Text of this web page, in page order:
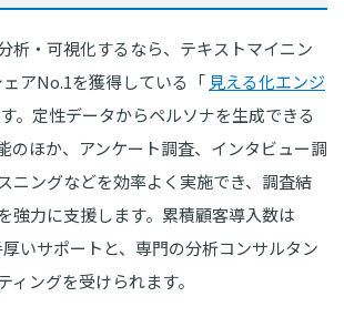
析・可視化するなら、テキストマイニン
アNo.1を獲得している「 見える化エンジ
。定性データからペルソナを生成できる
のほか、アンケート調査、インタビュー調
ニングなどを効率よく実施でき、調査結
強力に支援します。累積顧客導入数は
いサポートと、専門の分析コンサルタン
ィングを受けられます。